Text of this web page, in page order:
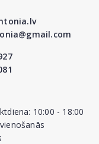
10:00 - 18:00